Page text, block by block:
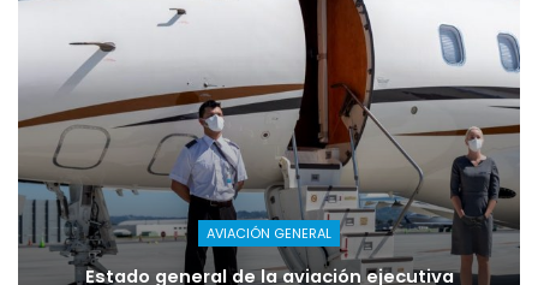
AVIACIÓN GENERAL
Estado general de la aviación ejecutiva